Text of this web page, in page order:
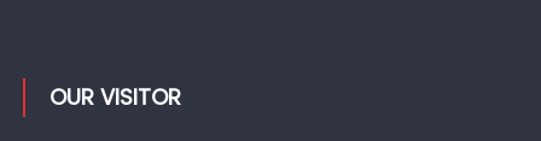
OUR VISITOR